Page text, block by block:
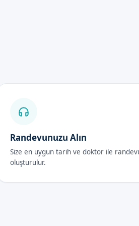
uygulama sırasında
önerilir. Ayrıca,
Randevunuzu Alın
Size en uygun tarih ve doktor ile
oluşturulur.